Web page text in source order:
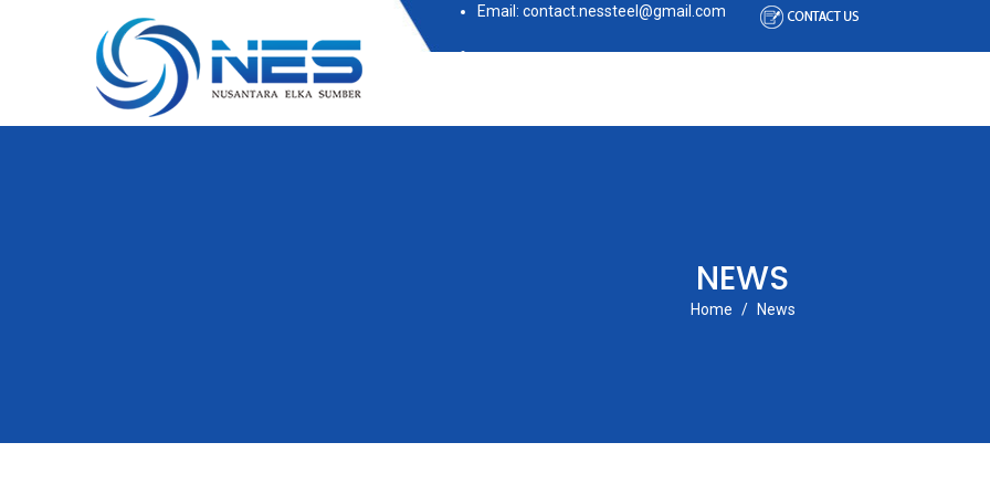
Email: contact.nessteel@gmail.com
NEWS
Home News